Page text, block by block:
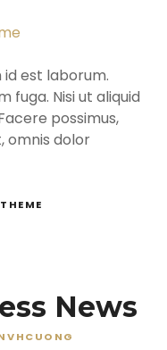
est laborum.
fuga. Nisi ut aliquid
possimus,
omnis dolor
News